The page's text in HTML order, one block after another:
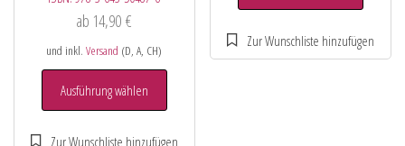
ab 14,90€
und inkl.Versand (D, A, CH)
Ausführung wählen